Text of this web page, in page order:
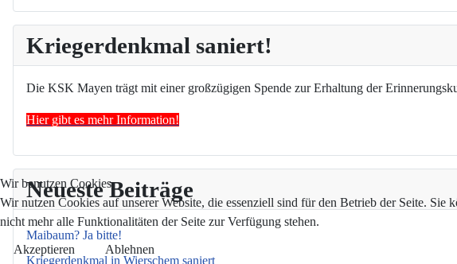
Kriegerdenkmal saniert!
Die KSK Mayen trägt mit einer großzügigen Spende zur Erhaltung der
Hier gibt es mehr Information!
Neueste Beiträge
Maibaum? Ja bitte!
Kriegerdenkmal in Wierschem saniert
Wir benutzen Cookies
Wir nutzen Cookies auf unserer Website, die essenziell sind für den Betrieb der Seite.
nicht mehr alle Funktionalitäten der Seite zur Verfügung stehen.
Akzeptieren Ablehnen